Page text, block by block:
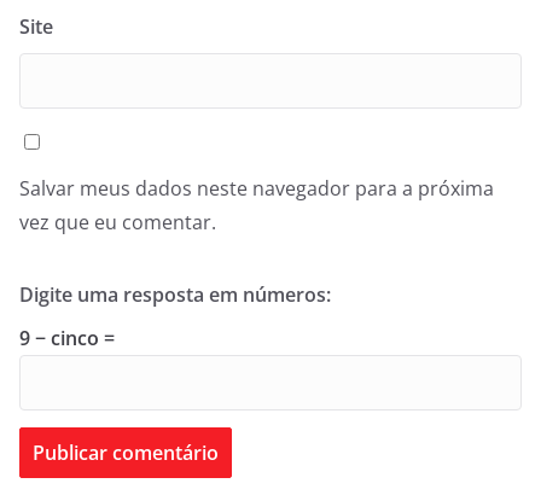
Site
Salvar meus dados neste navegador para a próxima
vez que eu comentar.
Digite uma resposta em números:
9 − cinco =